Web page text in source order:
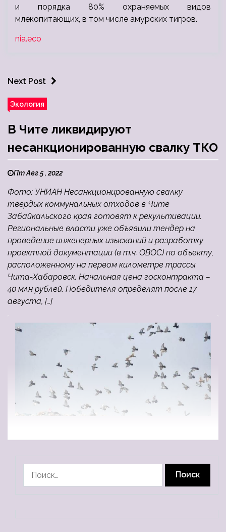
и порядка 80% охраняемых видов
млекопитающих, в том числе амурских тигров.
nia.eco
Next Post
Экология
В Чите ликвидируют
несанкционированную свалку ТКО
Пт Авг 5 , 2022
Фото: УНИАН Несанкционированную свалку
твердых коммунальных отходов в Чите
Забайкальского края готовят к рекультивации.
Региональные власти уже объявили тендер на
проведение инженерных изысканий и разработку
проектной документации (в т.ч. ОВОС) по объекту,
расположенному на первом километре трассы
Чита-Хабаровск. Начальная цена госконтракта –
40 млн рублей. Победителя определят после 17
августа, […]